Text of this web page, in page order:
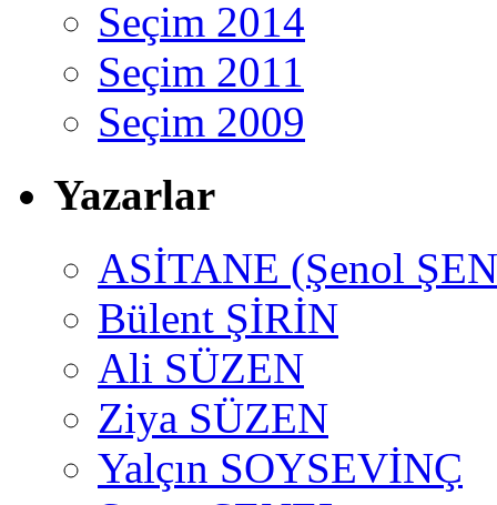
Seçim 2014
Seçim 2011
Seçim 2009
Yazarlar
ASİTANE (Şenol
Bülent ŞİRİN
Ali SÜZEN
Ziya SÜZEN
Yalçın SOYSEVİNÇ